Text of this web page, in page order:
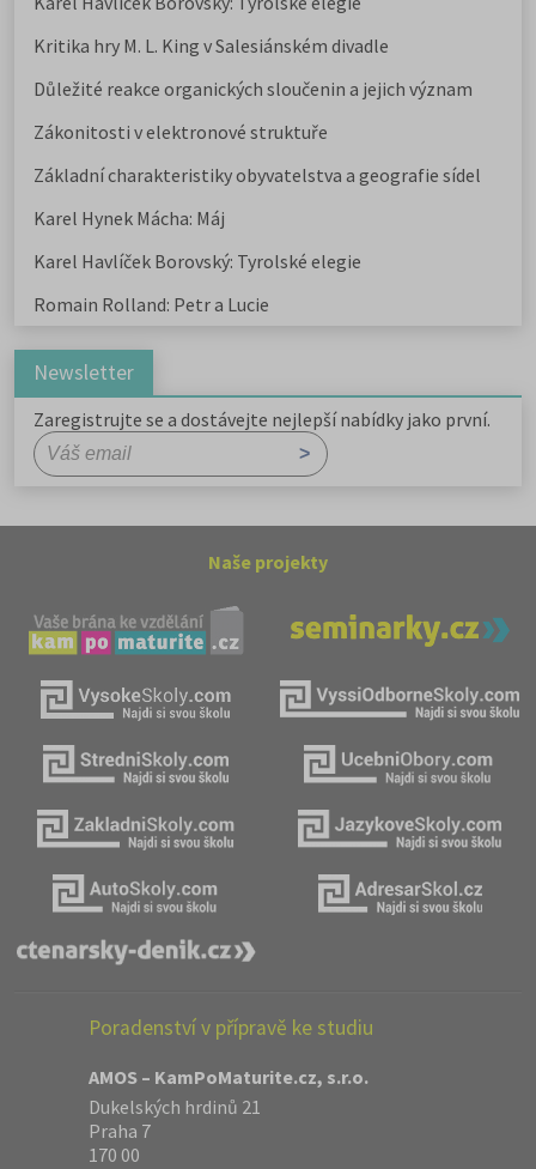
Kritika hry M. L. King v Salesiánském divadle
Důležité reakce organických sloučenin a jejich význam
Zákonitosti v elektronové struktuře
Základní charakteristiky obyvatelstva a geografie sídel
Karel Hynek Mácha: Máj
Karel Havlíček Borovský: Tyrolské elegie
Romain Rolland: Petr a Lucie
Newsletter
Zaregistrujte se a dostávejte nejlepší nabídky jako první.
Naše projekty
Poradenství v přípravě ke studiu
AMOS – KamPoMaturite.cz, s.r.o.
Dukelských hrdinů 21
Praha 7
170 00